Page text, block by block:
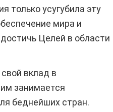
только усугубила эту
мира и
Целей в области
вклад в
занимается
беднейших стран.